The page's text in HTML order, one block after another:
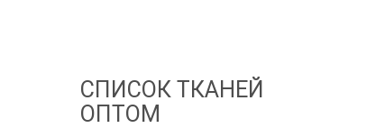
СПИСОК ТКАНЕЙ
ОПТОМ